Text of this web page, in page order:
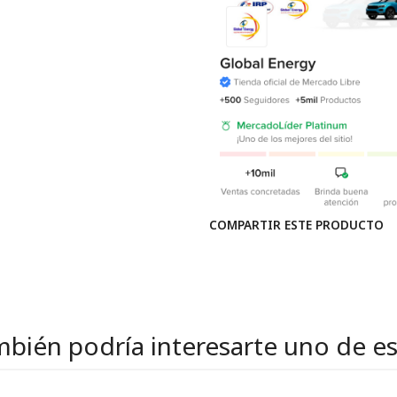
COMPARTIR ESTE PRODUCTO
podría interesarte uno de